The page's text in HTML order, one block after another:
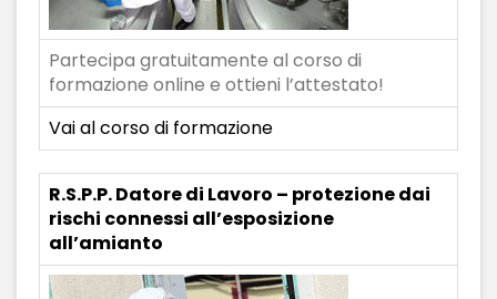
Partecipa gratuitamente al corso di
formazione online e ottieni l’attestato!
Vai al corso di formazione
R.S.P.P. Datore di Lavoro – protezione dai
rischi connessi all’esposizione
all’amianto